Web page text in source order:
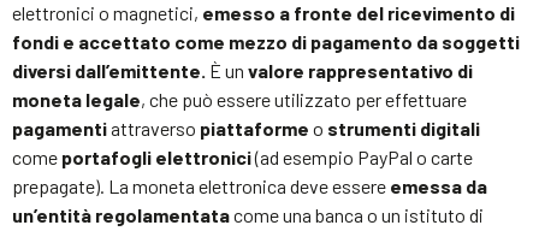
elettronici o magnetici, emesso a fronte del ricevimento di
fondi e accettato come mezzo di pagamento da soggetti
diversi dall’emittente. È un valore rappresentativo di
moneta legale, che può essere utilizzato per effettuare
pagamentiattraverso piattaforme o strumenti digitali
come portafogli elettronici(ad esempio PayPal o carte
prepagate). La moneta elettronica deve essere emessa da
un’entità regolamentatacome una banca o un istituto di